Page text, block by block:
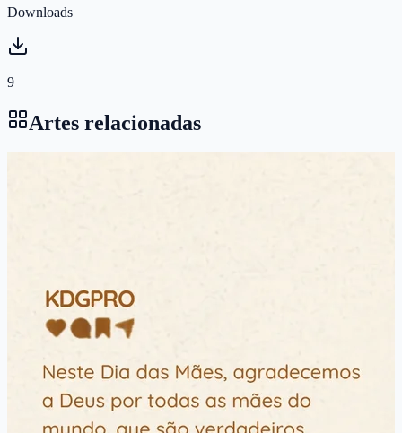
Downloads
9
Artes relacionadas